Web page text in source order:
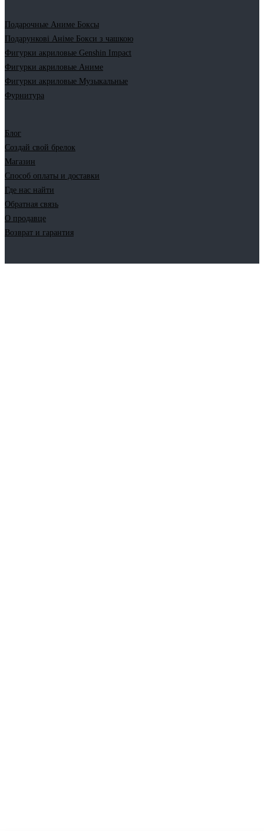
Подарочные Аниме Боксы
Подарункові Аніме Бокси з чашкою
Фигурки акриловые Genshin Impact
Фигурки акриловые Аниме
Фигурки акриловые Музыкальные
Фурнитура
Блог
Создай свой брелок
Магазин
Способ оплаты и доставки
Где нас найти
Обратная связь
О продавце
Возврат и гарантия